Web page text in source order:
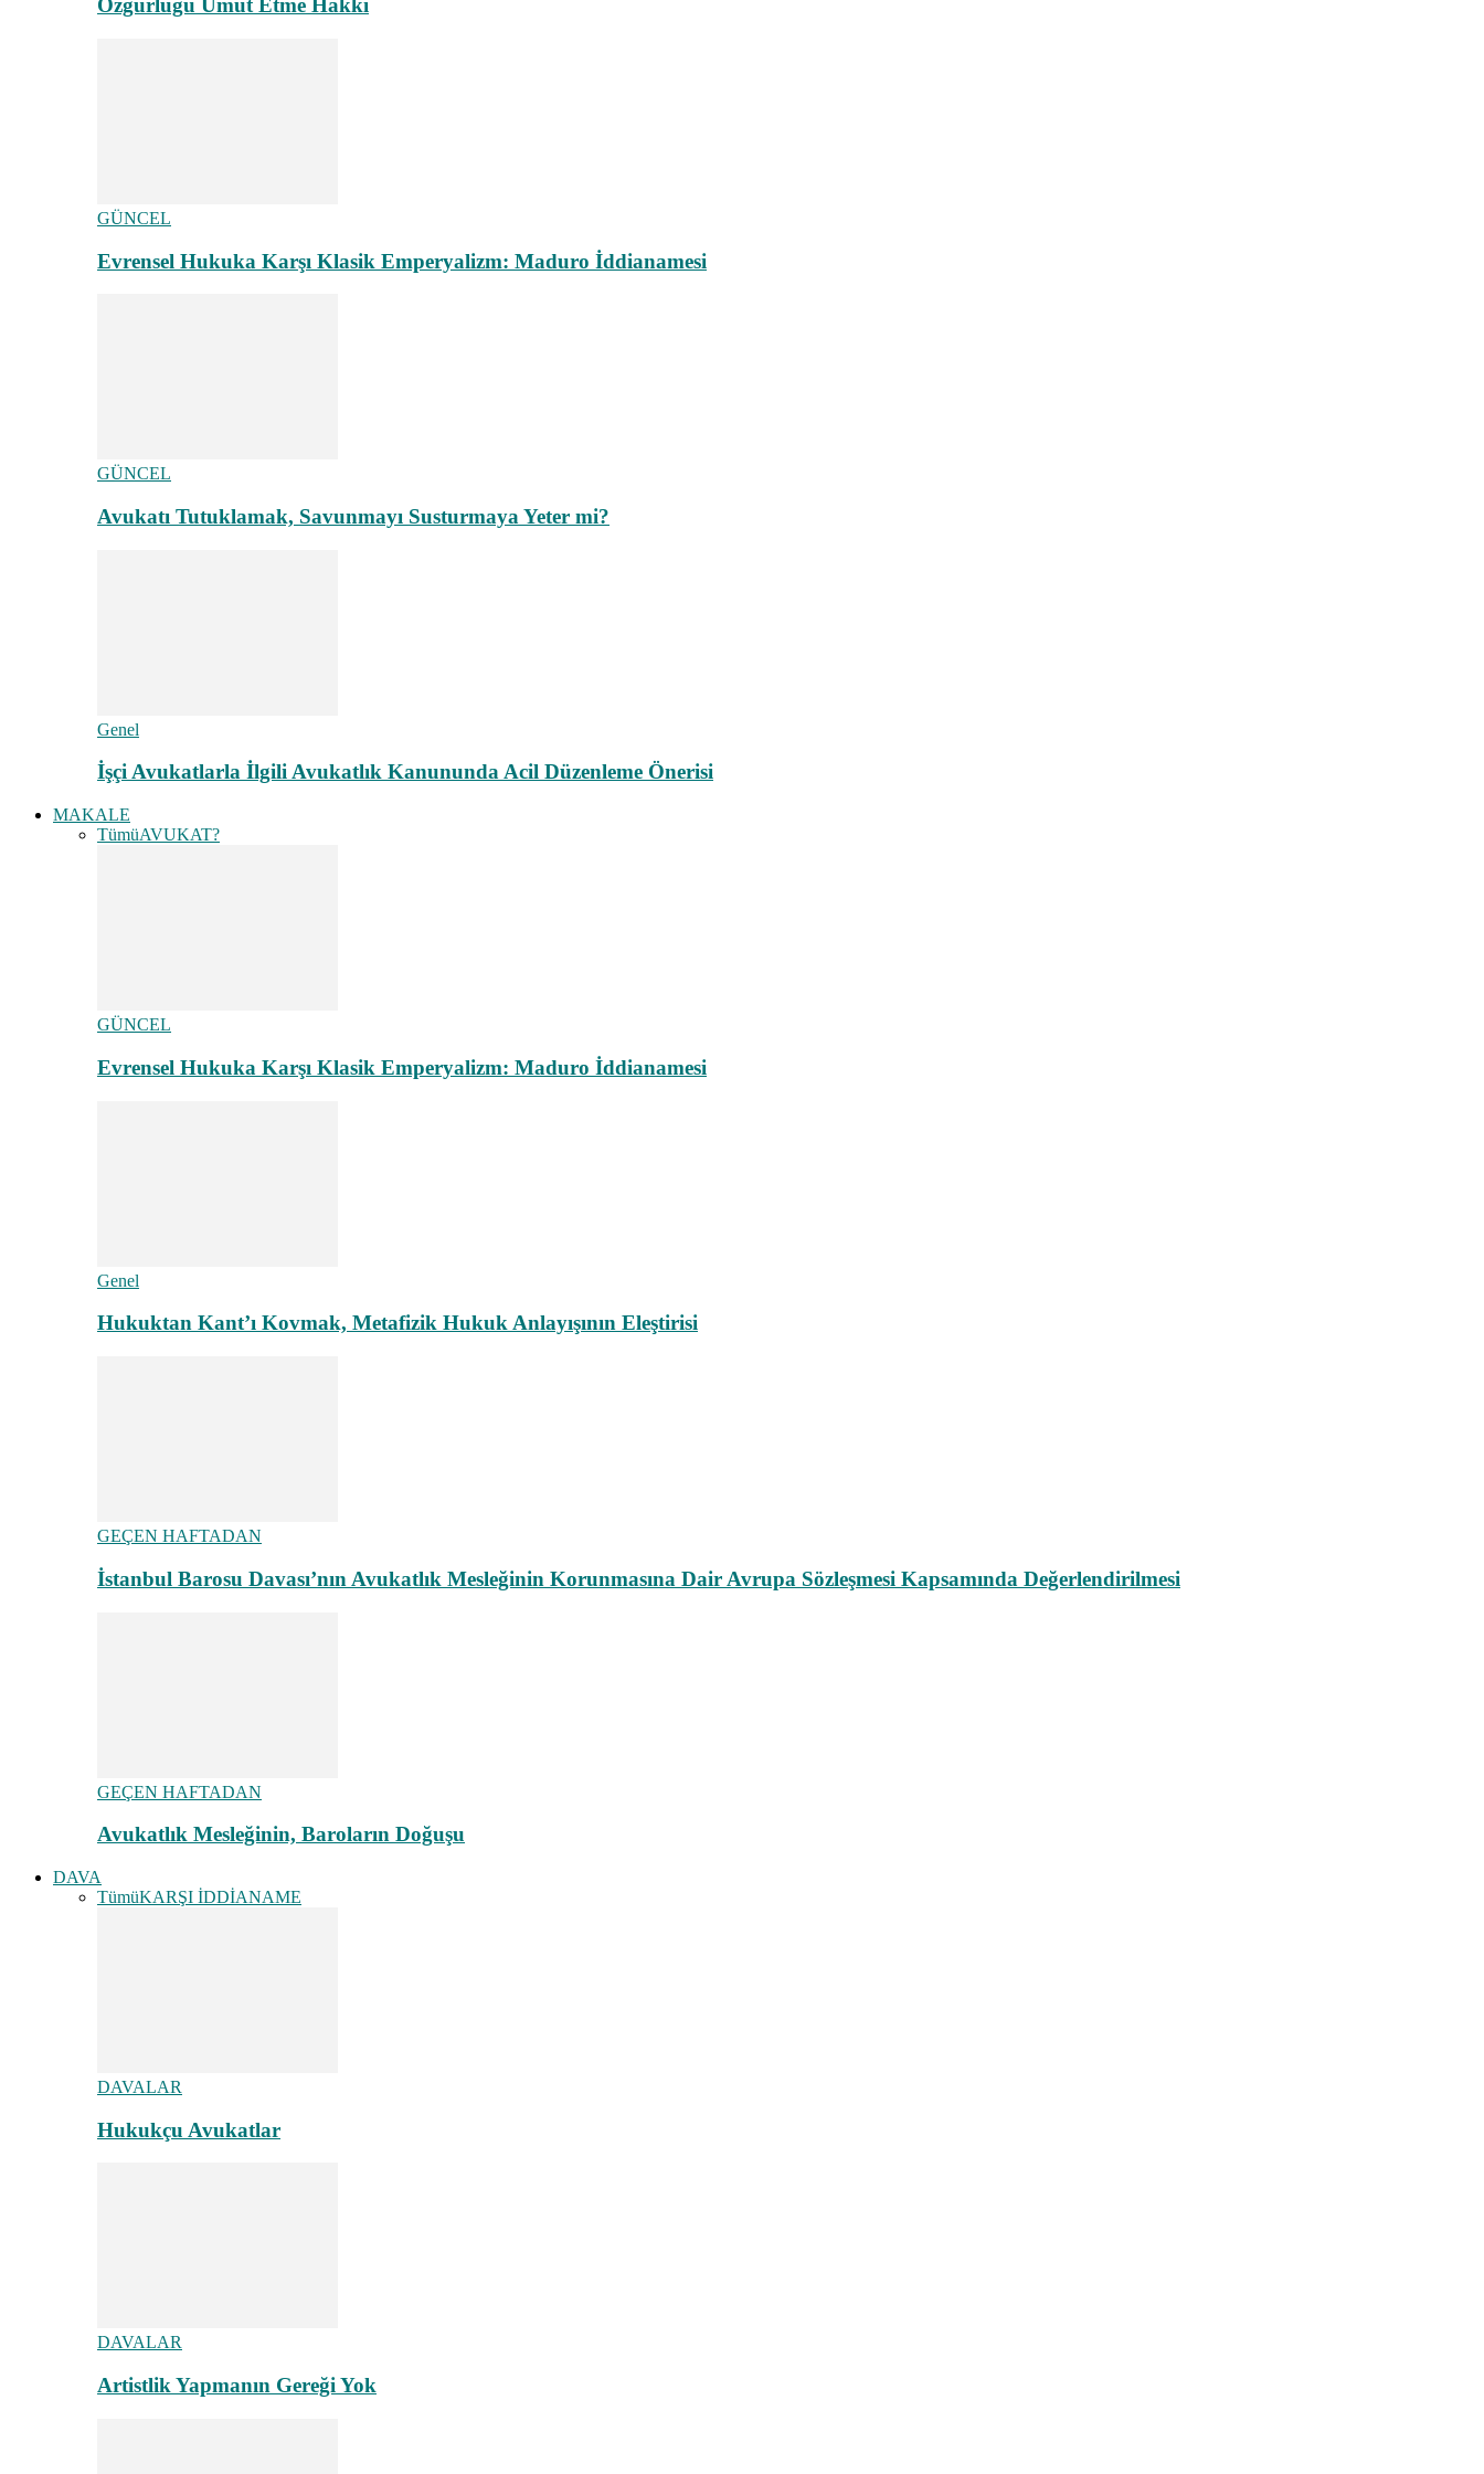
Özgürlüğü Umut Etme Hakkı
GÜNCEL
Evrensel Hukuka Karşı Klasik Emperyalizm: Maduro İddianamesi
GÜNCEL
Avukatı Tutuklamak, Savunmayı Susturmaya Yeter mi?
Genel
İşçi Avukatlarla İlgili Avukatlık Kanununda Acil Düzenleme Önerisi
MAKALE
TümüAVUKAT?
GÜNCEL
Evrensel Hukuka Karşı Klasik Emperyalizm: Maduro İddianamesi
Genel
Hukuktan Kant’ı Kovmak, Metafizik Hukuk Anlayışının Eleştirisi
GEÇEN HAFTADAN
İstanbul Barosu Davası’nın Avukatlık Mesleğinin Korunmasına Dair Avrupa Sözleşmesi Kapsamında Değerlendirilmesi
GEÇEN HAFTADAN
Avukatlık Mesleğinin, Baroların Doğuşu
DAVA
TümüKARŞI İDDİANAME
DAVALAR
Hukukçu Avukatlar
DAVALAR
Artistlik Yapmanın Gereği Yok